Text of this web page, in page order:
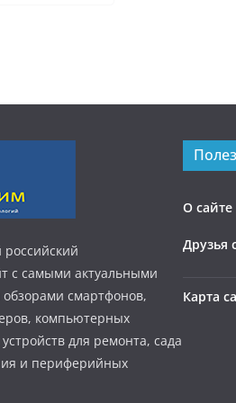
с самыми актуальными
смартфонов,
компьютерных
для ремонта, сада
и периферийных
О сайте
Друзья
Карта